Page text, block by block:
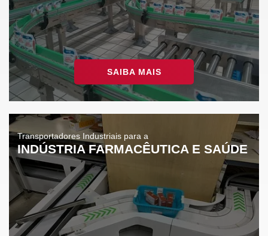
SAIBA MAIS
Transportadores Industriais para a
INDÚSTRIA FARMACÊUTICA E SAÚDE